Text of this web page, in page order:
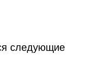
следующие